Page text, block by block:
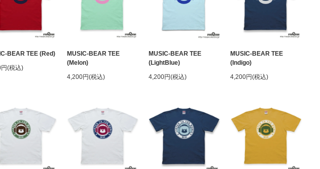
BEAR TEE (Red)
(税込)
MUSIC-BEAR TEE
(Melon)
4,200円(税込)
MUSIC-BEAR TEE
(LightBlue)
4,200円(税込)
MUSIC-BEAR TEE
(Indigo)
4,200円(税込)